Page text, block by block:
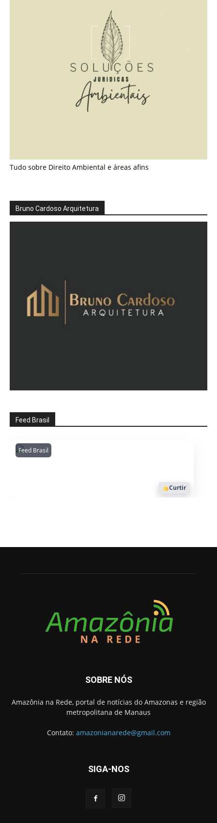
Tudo sobre Direito Ambiental e áreas afins
Bruno Cardoso Arquitetura
Feed Brasil
Feed BrasilAmazonianarede
1053
Curtir
SOBRE NÓS
Amazônia na Rede, portal de notícias do Amazonas e região
metropolitana de Manaus
Contato: amazonianarede@gmail.com
SIGA-NOS